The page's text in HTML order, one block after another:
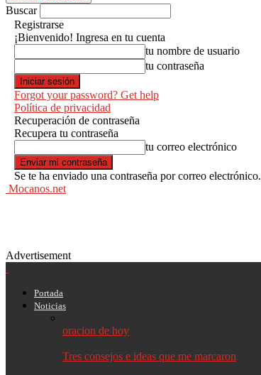
Buscar
Registrarse
¡Bienvenido! Ingresa en tu cuenta
tu nombre de usuario
tu contraseña
Forgot your password? Get help
Política de privacidad
Recuperación de contraseña
Recupera tu contraseña
tu correo electrónico
Se te ha enviado una contraseña por correo electrónico.
Mocanos.net
Advertisement
Portada
Noticias
oracion de hoy
Tres consejos e ideas que me marcaron